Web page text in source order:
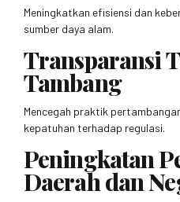
Meningkatkan efisiensi dan
sumber daya alam.
Transparansi
Tambang
Mencegah praktik
kepatuhan terhadap regulasi.
Peningkatan
Daerah dan